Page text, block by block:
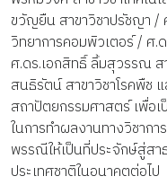
ขวัญยืน สาขาวิชาปรัชญา /
วิทยาการคอมพิวเตอร์ / ศ.
ศ.ดร.เอกสิทธิ์ ลิ้มสุวรรณ
สนธิรัตน์ สาขาวิชาโรคพืช
สถาปัตยกรรมศาสตร์ เพื่อ
ในการทำผลงานทางวิชาก
พรรณีให้เป็นที่ประจักษ์สู่สา
ประเทศชาติในอนาคตต่อไป